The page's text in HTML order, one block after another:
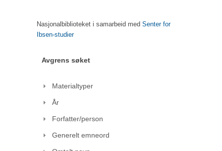
Nasjonalbiblioteket i samarbeid med Senter for
Ibsen-studier
Avgrens søket
Materialtyper
År
Forfatter/person
Generelt emneord